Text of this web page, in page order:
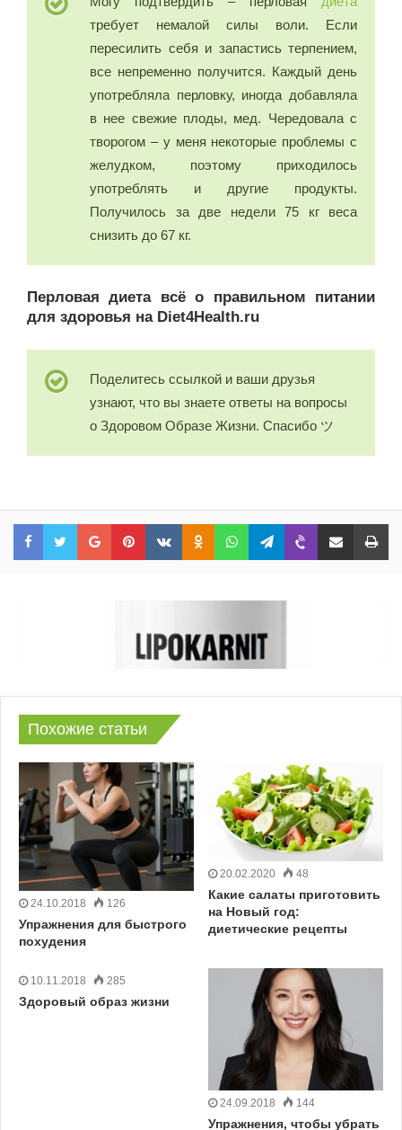
требует немалой силы воли. Если
пересилить себя и запастись терпением,
все непременно получится. Каждый день
употребляла перловку, иногда добавляла
в нее свежие плоды, мед. Чередовала с
творогом – у меня некоторые проблемы с
желудком, поэтому приходилось
употреблять и другие продукты.
Получилось за две недели 75 кг веса
снизить до 67 кг.
Перловая диета всё о правильном питании
для здоровья на Diet4Health.ru
Поделитесь ссылкой и ваши друзья
узнают, что вы знаете ответы на вопросы
о Здоровом Образе Жизни. Спасибо ツ
Facebook Twitter Google+ Pinterest VKontakte Odnoklassniki WhatsApp Telegram Viber Share via Email
Похожие статьи
24.10.2018 126
Упражнения для быстрого
похудения
20.02.2020 48
Какие салаты приготовить
на Новый год:
диетические рецепты
10.11.2018 285
Здоровый образ жизни
24.09.2018 144
Упражнения, чтобы убрать